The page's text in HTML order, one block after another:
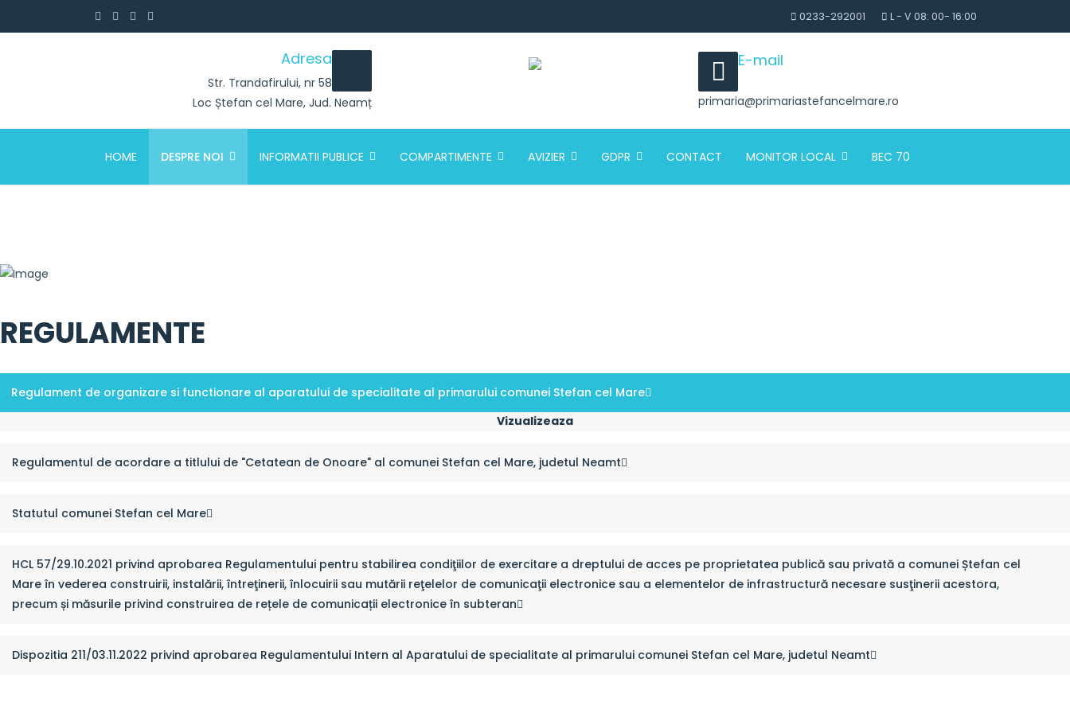
0233-292001 L - V 08: 00- 16:00
Adresa
Str. Trandafirului, nr 58
Loc Ștefan cel Mare, Jud. Neamț
E-mail
primaria@primariastefancelmare.ro
HOME DESPRE NOI INFORMATII PUBLICE COMPARTIMENTE AVIZIER GDPR CONTACT MONITOR LOCAL BEC 70
REGULAMENTE
Regulament de organizare si functionare al aparatului de specialitate al primarului comunei Stefan cel Mare
Vizualizeaza
Regulamentul de acordare a titlului de "Cetatean de Onoare" al comunei Stefan cel Mare, judetul Neamt
Statutul comunei Stefan cel Mare
HCL 57/29.10.2021 privind aprobarea Regulamentului pentru stabilirea condiţiilor de exercitare a dreptului de acces pe proprietatea publică sau privată a comunei Ștefan cel
Mare în vederea construirii, instalării, întreţinerii, înlocuirii sau mutării reţelelor de comunicaţii electronice sau a elementelor de infrastructură necesare susţinerii acestora,
precum și măsurile privind construirea de rețele de comunicații electronice în subteran
Dispozitia 211/03.11.2022 privind aprobarea Regulamentului Intern al Aparatului de specialitate al primarului comunei Stefan cel Mare, judetul Neamt